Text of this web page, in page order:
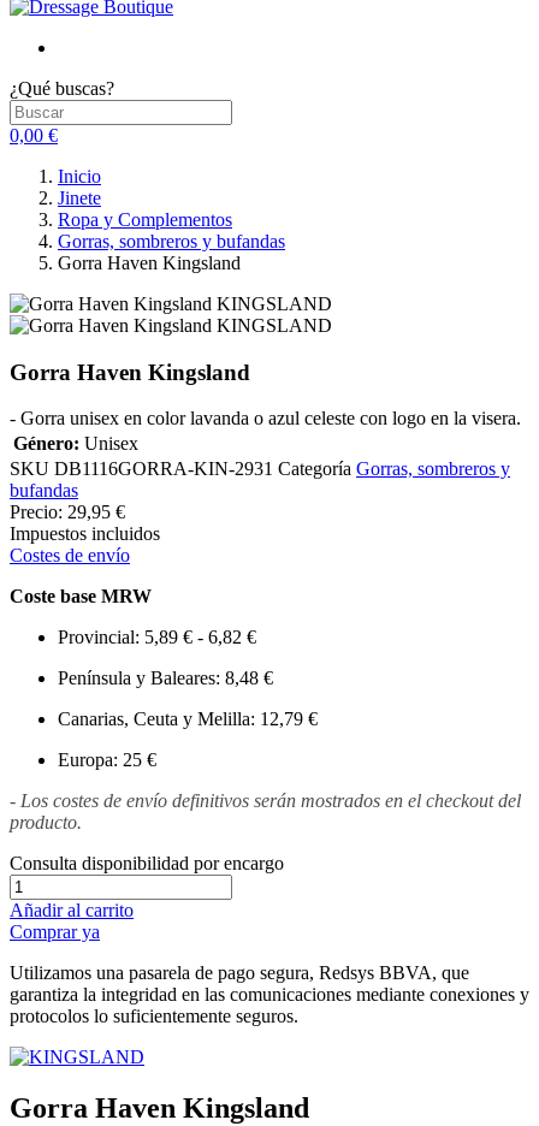
¿Qué buscas?
0,00 €
Inicio
Jinete
Ropa y Complementos
Gorras, sombreros y bufandas
Gorra Haven Kingsland
Gorra Haven Kingsland
- Gorra unisex en color lavanda o azul celeste con logo en la visera.
Género: Unisex
SKU DB1116GORRA-KIN-2931 Categoría Gorras, sombreros y
bufandas
Precio: 29,95 €
Impuestos incluidos
Costes de envío
Coste base MRW
Provincial: 5,89 € - 6,82 €
Península y Baleares: 8,48 €
Canarias, Ceuta y Melilla: 12,79 €
Europa: 25 €
- Los costes de envío definitivos serán mostrados en el checkout del
producto.
Consulta disponibilidad por encargo
Añadir al carrito
Comprar ya
Utilizamos una pasarela de pago segura, Redsys BBVA, que
garantiza la integridad en las comunicaciones mediante conexiones y
protocolos lo suficientemente seguros.
Gorra Haven Kingsland